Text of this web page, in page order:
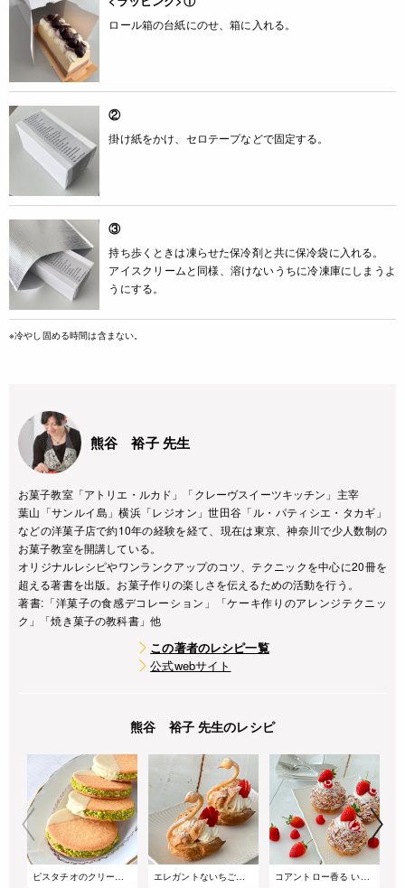
ロール箱の台紙にのせ、箱に入れる。
②
掛け紙をかけ、セロテープなどで固定する。
③
持ち歩くときは凍らせた保冷剤と共に保冷袋に入れる。
アイスクリームと同様、溶けないうちに冷凍庫にしまうよ
うにする。
※冷やし固める時間は含まない。
熊谷 裕子 先生
お菓子教室「アトリエ・ルカド」「クレーヴスイーツキッチン」主宰
葉山「サンルイ島」横浜「レジオン」世田谷「ル・パティシエ・タカギ」
などの洋菓子店で約10年の経験を経て、現在は東京、神奈川で少人数制の
お菓子教室を開講している。
オリジナルレシピやワンランクアップのコツ、テクニックを中心に20冊を
超える著書を出版。お菓子作りの楽しさを伝えるための活動を行う。
著書:「洋菓子の食感デコレーション」「ケーキ作りのアレンジテクニッ
ク」「焼き菓子の教科書」他
この著者のレシピ一覧
公式webサイト
熊谷 裕子 先生のレシピ
ピスタチオのクリームサンドクッキー エレガントないちごのスワンシュー コアントロー香る いちごのクリームパイ